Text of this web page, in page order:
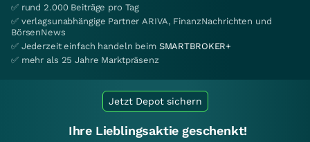
✅ rund 2.000 Beiträge pro Tag
✅ verlagsunabhängige Partner ARIVA, FinanzNachrichten und
BörsenNews
✅ Jederzeit einfach handeln beim SMARTBROKER+
✅ mehr als 25 Jahre Marktpräsenz
Jetzt Depot sichern
Ihre Lieblingsaktie geschenkt!